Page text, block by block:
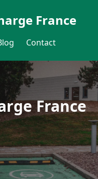
France
Contact
France